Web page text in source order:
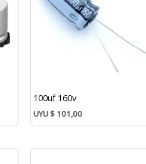
100uf 160v
UYU$ 101,00